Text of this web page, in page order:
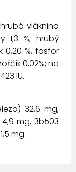
vláknina
1,3 %, hrubý
0,20 %, fosfor
0,02%; na
IU.
32,6 mg,
mg, 3b503
mg.